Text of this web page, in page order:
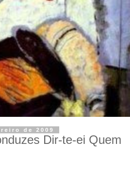
de 2009
Dir-te-ei Quem